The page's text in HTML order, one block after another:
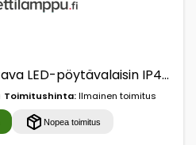
Fatboy Bellboy ladattava LED-pöytävalaisin IP44 aavikko
Toimitushinta:Ilmainen toimitus
Nopea toimitus